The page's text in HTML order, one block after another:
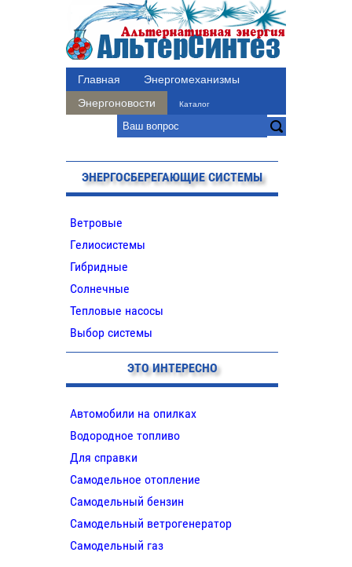
Главная
Энергомеханизмы
Энергоновости
Каталог
ЭНЕРГОСБЕРЕГАЮЩИЕ СИСТЕМЫ
Ветровые
Гелиосистемы
Гибридные
Солнечные
Тепловые насосы
Выбор системы
ЭТО ИНТЕРЕСНО
Автомобили на опилках
Водородное топливо
Для справки
Самодельное отопление
Самодельный бензин
Самодельный ветрогенератор
Самодельный газ